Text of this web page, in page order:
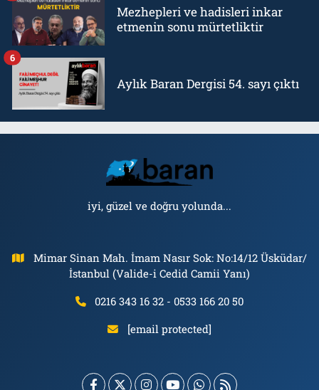
Mezhepleri ve hadisleri inkar
etmenin sonu mürtetliktir
Aylık Baran Dergisi 54. sayı çıktı
6
iyi, güzel ve doğru yolunda...
Mimar Sinan Mah. İmam Nasır Sok: No:14/12 Üsküdar/
İstanbul (Valide-i Cedid Camii Yanı)
0216 343 16 32 - 0533 166 20 50
[email protected]